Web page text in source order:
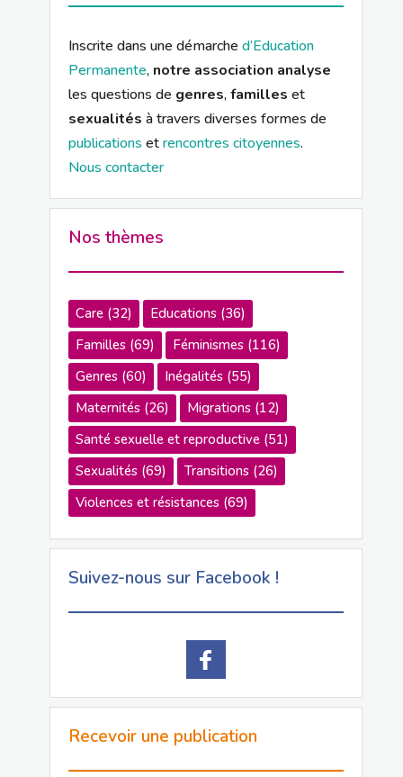
Inscrite dans une démarche d’Education
Permanente, notre association analyse
les questions de genres,familles et
sexualités à travers diverses formes de
publications etrencontres citoyennes.
Nous contacter
Nos thèmes
Care(32) Educations(36)
Familles(69) Féminismes(116)
Genres(60) Inégalités(55)
Maternités(26) Migrations(12)
Santé sexuelle et reproductive(51)
Sexualités(69) Transitions(26)
Violences et résistances(69)
Suivez-nous sur Facebook !
Recevoir une publication